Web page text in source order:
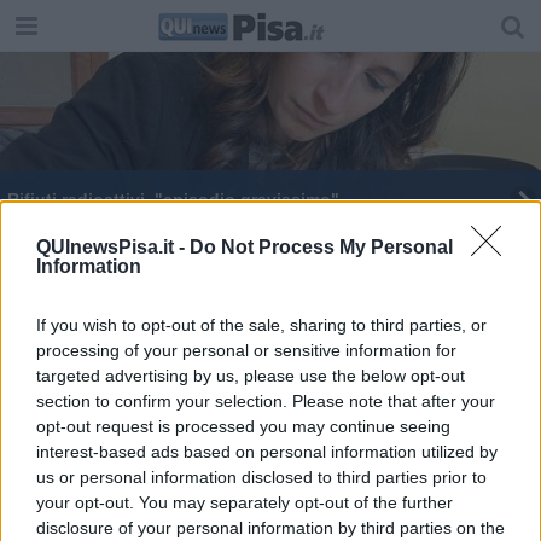
QUInewsPisa.it - Do Not Process My Personal
Information
If you wish to opt-out of the sale, sharing to third parties, or
processing of your personal or sensitive information for
targeted advertising by us, please use the below opt-out
section to confirm your selection. Please note that after your
opt-out request is processed you may continue seeing
interest-based ads based on personal information utilized by
us or personal information disclosed to third parties prior to
your opt-out. You may separately opt-out of the further
disclosure of your personal information by third parties on the
Rifiuti radioattivi, "episodio gravissimo"
Geofor, sequestrati rifiuti radioattivi
Due posti di lavoro riservati a disabili
Dall'ex cartiera nessun vapore organico
Il viale pedonale intitolato ad Anna Maria Ciccone
Ambientalisti in coro, "Smantellare il reattore"